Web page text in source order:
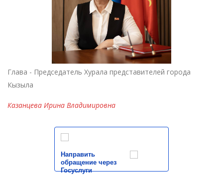
Глава - Председатель Хурала представителей города
Кызыла
Казанцева Ирина Владимировна
Направить
обращение через
Госуслуги